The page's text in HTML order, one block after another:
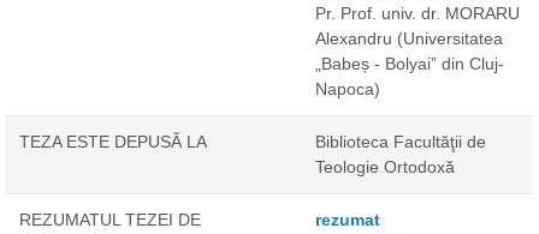
Pr. Prof. univ. dr. MORARU
Alexandru (Universitatea
„Babeș - Bolyai” din Cluj-
Napoca)
TEZA ESTE DEPUSĂ LA
Biblioteca Facultăţii de
Teologie Ortodoxă
REZUMATUL TEZEI DE
rezumat